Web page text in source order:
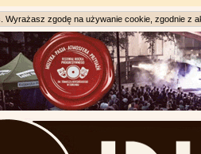
Wyrażasz zgodę na używanie cookie, zgodnie z